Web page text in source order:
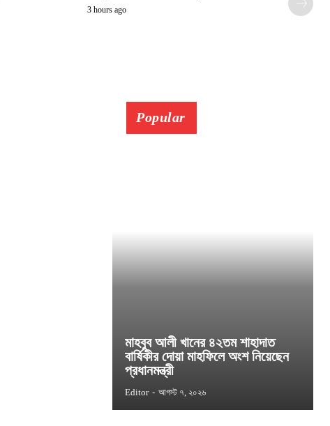
3 hours ago
Popular
মাহবুব আলী খানের ৪২তম শাহাদাত
বার্ষিকীর দোয়া মাহফিলে অংশ নিয়েছেন
প্রধানমন্ত্রী
Editor - আগস্ট ৭, ২০২৬